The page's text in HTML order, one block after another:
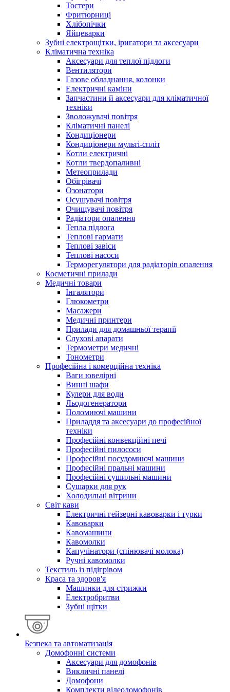
Тостери
Фритюрниці
Хлібопічки
Яйцеварки
Зубні електрощітки, іригатори та аксесуари
Кліматична техніка
Аксесуари для теплої підлоги
Вентилятори
Газове обладнання, колонки
Електричні каміни
Запчастини й аксесуари для кліматичної
техніки
Зволожувачі повітря
Кліматичні панелі
Кондиціонери
Кондиціонери мульті-спліт
Котли електричні
Котли твердопаливні
Метеоприлади
Обігрівачі
Озонатори
Осушувачі повітря
Очищувачі повітря
Радіатори опалення
Тепла підлога
Теплові гармати
Теплові завіси
Теплові насоси
Терморегулятори для радіаторів опалення
Косметичні прилади
Медичні товари
Інгалятори
Глюкометри
Масажери
Медичні принтери
Прилади для домашньої терапії
Слухові апарати
Термометри медичні
Тонометри
Професійна і комерційна техніка
Ваги ювелірні
Винні шафи
Кулери для води
Льодогенератори
Поломиючі машини
Приладдя та аксесуари до професійної
техніки
Професійні конвекційні печі
Професійні пилососи
Професійні посудомиючі машини
Професійні пральні машини
Професійні сушильні машини
Сушарки для рук
Холодильні вітрини
Світ кави
Електричні гейзерні кавоварки і турки
Кавоварки
Кавомашини
Кавомолки
Капучінатори (спінювачі молока)
Ручні кавомолки
Текстиль із підігрівом
Краса та здоров'я
Машинки для стрижки
Електробритви
Зубні щітки
Безпека та автоматизація
Домофонні системи
Аксесуари для домофонів
Викличні панелі
Домофони
Комплекти відеодомофонів